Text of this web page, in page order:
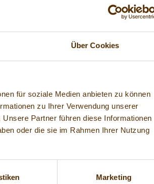
Über Cookies
für soziale Medien anbieten zu können
zu Ihrer Verwendung unserer
Partner führen diese Informationen
oder die sie im Rahmen Ihrer Nutzung
Marketing